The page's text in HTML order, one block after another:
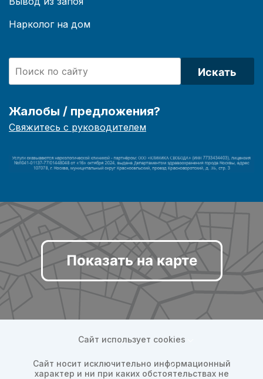
Нарколог на дом
Искать
Жалобы / предложения?
Свяжитесь с руководителем
Показать на карте
Сайт использует cookies
Сайт носит исключительно информационный
характер и ни при каких обстоятельствах не